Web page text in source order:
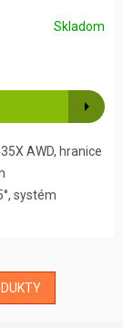
Skladom
AWD, hranice
systém